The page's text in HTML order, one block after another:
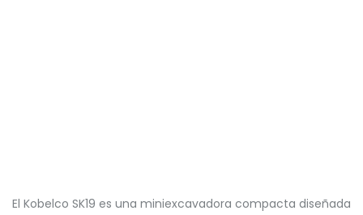
El Kobelco SK19 es una miniexcavadora compacta diseñada